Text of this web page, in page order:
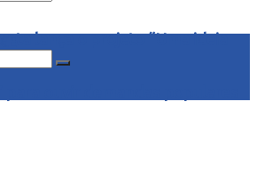
lança o projeto “Uma ideia
para ouvir demandas populares